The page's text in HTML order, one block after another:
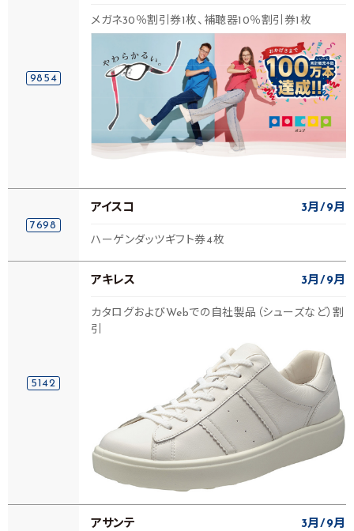
9854
メガネ30％割引券1枚、補聴器10％割引券1枚
7698
アイスコ 3月 9月
ハーゲンダッツギフト券4枚
5142
アキレス 3月 9月
カタログおよびWebでの自社製品（シューズなど）割
引
アサンテ 3月 9月